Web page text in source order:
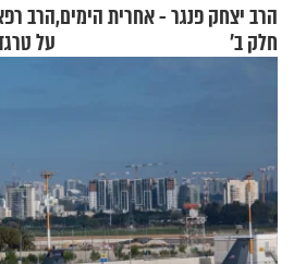
הרב יצחק פנגר - אחרית הימים,
חלק ב’
הרב
על